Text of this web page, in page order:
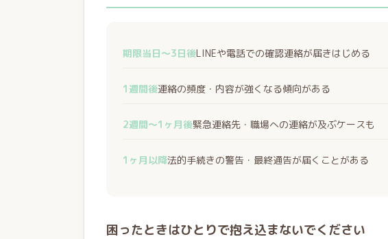
期限当日〜3日後LINEや電話での確認連絡が届きはじめる
1週間後連絡の頻度・内容が強くなる傾向がある
2週間〜1ヶ月後緊急連絡先・職場への連絡が及ぶケースも
1ヶ月以降法的手続きの警告・最終通告が届くことがある
困ったときはひとりで抱え込まないでください